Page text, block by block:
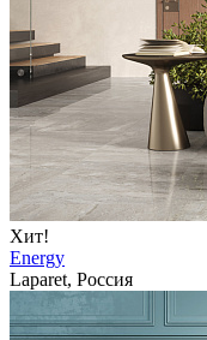
Хит!
Energy
Laparet, Россия